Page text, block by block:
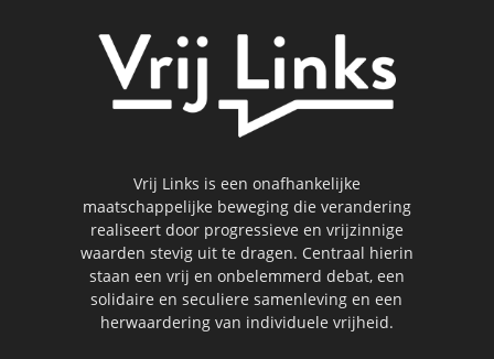
Vrij Links is een onafhankelijke
maatschappelijke beweging die verandering
realiseert door progressieve en vrijzinnige
waarden stevig uit te dragen. Centraal hierin
staan een vrij en onbelemmerd debat, een
solidaire en seculiere samenleving en een
herwaardering van individuele vrijheid.